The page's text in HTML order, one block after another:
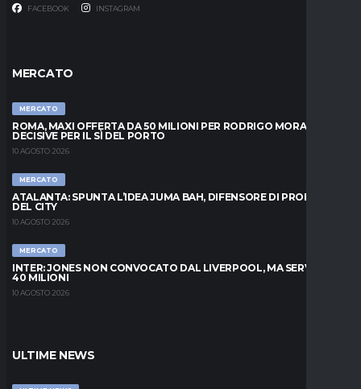
FACEBOOK INSTAGRAM
MERCATO
MERCATO
ROMA, MAXI OFFERTA DA 50 MILIONI PER RODRIGO MORA: ORE
DECISIVE PER IL SÌ DEL PORTO
10 AGOSTO 2026
MERCATO
ATALANTA: SPUNTA L’IDEA JUMA BAH, DIFENSORE DI PROPRIETÀ
DEL CITY
10 AGOSTO 2026
MERCATO
INTER: JONES NON CONVOCATO DAL LIVERPOOL, MA SERVONO
40 MILIONI
10 AGOSTO 2026
ULTIME NEWS